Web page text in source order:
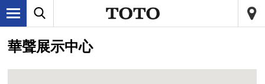
華聲展示中心